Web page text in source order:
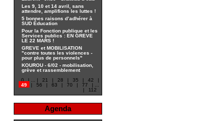
Les 9, 10 et 14 avril, sans
attendre, amplifions les luttes !
5 bonnes raisons d’adhérer à
SUD Éducation
Pour la Fonction publique et les
Services publics : EN GREVE
LE 22 MARS !
GREVE et MOBILISATION
"contre toutes les violences -
pour plus de personnels"
KOUROU - 6/02 - mobilisation,
grève et rassemblement
0
| | 21 | 28 | 35 | 42
|
49
| 56 | 63 | 70 | 77 |
|
112
Agenda